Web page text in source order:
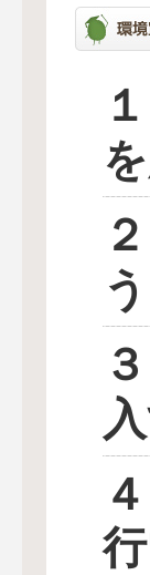
１
２
う
３
行